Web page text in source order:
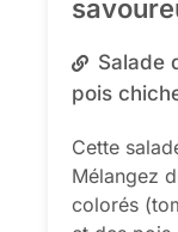
Salade
pois
Cette
Mélangez
colorés